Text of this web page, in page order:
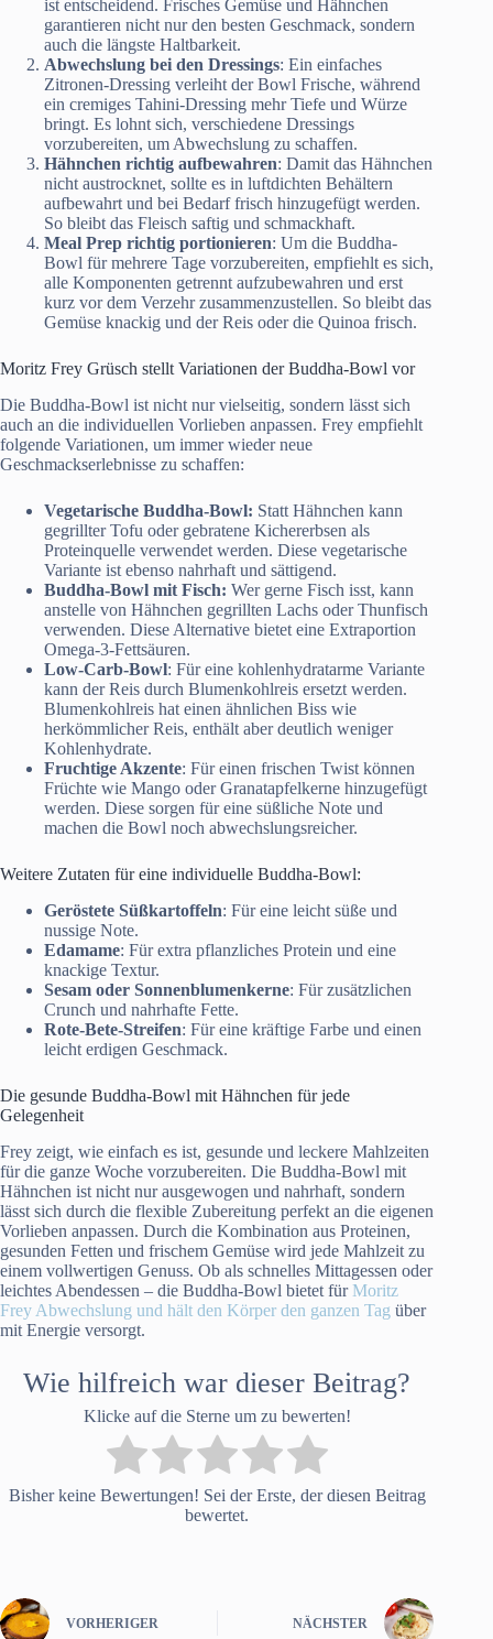
ist entscheidend. Frisches Gemüse und Hähnchen
garantieren nicht nur den besten Geschmack, sondern
auch die längste Haltbarkeit.
Abwechslung bei den Dressings: Ein einfaches
Zitronen-Dressing verleiht der Bowl Frische, während
ein cremiges Tahini-Dressing mehr Tiefe und Würze
bringt. Es lohnt sich, verschiedene Dressings
vorzubereiten, um Abwechslung zu schaffen.
Hähnchen richtig aufbewahren: Damit das Hähnchen
nicht austrocknet, sollte es in luftdichten Behältern
aufbewahrt und bei Bedarf frisch hinzugefügt werden.
So bleibt das Fleisch saftig und schmackhaft.
Meal Prep richtig portionieren: Um die Buddha-
Bowl für mehrere Tage vorzubereiten, empfiehlt es sich,
alle Komponenten getrennt aufzubewahren und erst
kurz vor dem Verzehr zusammenzustellen. So bleibt das
Gemüse knackig und der Reis oder die Quinoa frisch.
Moritz Frey Grüsch stellt Variationen der Buddha-Bowl vor
Die Buddha-Bowl ist nicht nur vielseitig, sondern lässt sich
auch an die individuellen Vorlieben anpassen. Frey empfiehlt
folgende Variationen, um immer wieder neue
Geschmackserlebnisse zu schaffen:
Vegetarische Buddha-Bowl: Statt Hähnchen kann
gegrillter Tofu oder gebratene Kichererbsen als
Proteinquelle verwendet werden. Diese vegetarische
Variante ist ebenso nahrhaft und sättigend.
Buddha-Bowl mit Fisch: Wer gerne Fisch isst, kann
anstelle von Hähnchen gegrillten Lachs oder Thunfisch
verwenden. Diese Alternative bietet eine Extraportion
Omega-3-Fettsäuren.
Low-Carb-Bowl: Für eine kohlenhydratarme Variante
kann der Reis durch Blumenkohlreis ersetzt werden.
Blumenkohlreis hat einen ähnlichen Biss wie
herkömmlicher Reis, enthält aber deutlich weniger
Kohlenhydrate.
Fruchtige Akzente: Für einen frischen Twist können
Früchte wie Mango oder Granatapfelkerne hinzugefügt
werden. Diese sorgen für eine süßliche Note und
machen die Bowl noch abwechslungsreicher.
Weitere Zutaten für eine individuelle Buddha-Bowl:
Geröstete Süßkartoffeln: Für eine leicht süße und
nussige Note.
Edamame: Für extra pflanzliches Protein und eine
knackige Textur.
Sesam oder Sonnenblumenkerne: Für zusätzlichen
Crunch und nahrhafte Fette.
Rote-Bete-Streifen: Für eine kräftige Farbe und einen
leicht erdigen Geschmack.
Die gesunde Buddha-Bowl mit Hähnchen für jede
Gelegenheit
Frey zeigt, wie einfach es ist, gesunde und leckere Mahlzeiten
für die ganze Woche vorzubereiten. Die Buddha-Bowl mit
Hähnchen ist nicht nur ausgewogen und nahrhaft, sondern
lässt sich durch die flexible Zubereitung perfekt an die eigenen
Vorlieben anpassen. Durch die Kombination aus Proteinen,
gesunden Fetten und frischem Gemüse wird jede Mahlzeit zu
einem vollwertigen Genuss. Ob als schnelles Mittagessen oder
leichtes Abendessen – die Buddha-Bowl bietet fürMoritz
Frey Abwechslung und hält den Körper den ganzen Tag über
mit Energie versorgt.
Wie hilfreich war dieser Beitrag?
Klicke auf die Sterne um zu bewerten!
Bisher keine Bewertungen! Sei der Erste, der diesen Beitrag
bewertet.
VORHERIGER NÄCHSTER